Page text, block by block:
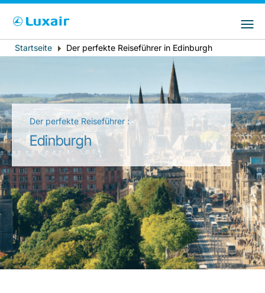
LuxairTours
und Ihre bevorzugte Sprache
Wohnsitz Bevorzugte Sprache
Deutsch
Breadcrumb
Startseite Der perfekte Reiseführer in Edinburgh
Der perfekte Reiseführer :
Edinburgh